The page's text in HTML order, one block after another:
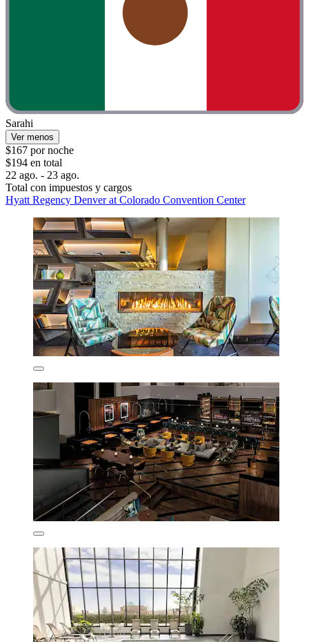
Sarahi
Ver menos
$167 por noche
$194 en total
22 ago. - 23 ago.
Total con impuestos y cargos
Hyatt Regency Denver at Colorado Convention Center